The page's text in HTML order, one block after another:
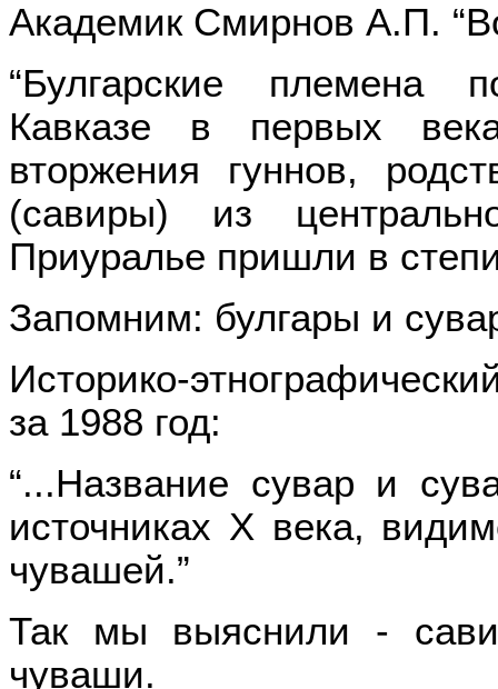
Академик Смирнов А.П.
“Булгарские племена
Кавказе в первых
вторжения гуннов,
(савиры) из
Приуралье пришли в
Запомним: булгары и
Историко-
за 1988 год:
“...Название сувар и
источниках Х века,
чувашей.”
Так мы выяснили -
чуваши.